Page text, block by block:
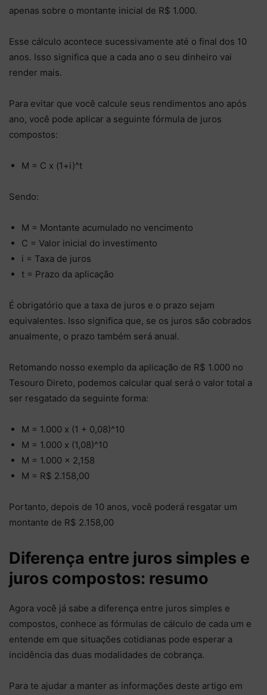
apenas sobre o montante inicial de R$ 1.000.
Esse cálculo acontece sucessivamente até o final dos 10
anos. Isso significa que a cada ano o seu dinheiro vai
render mais.
Para evitar que você calcule seus rendimentos ano após
ano, você pode aplicar a seguinte fórmula de juros
compostos:
M = C x (1+i)^t
Sendo:
M = Montante acumulado no vencimento
C = Valor inicial do investimento
i = Taxa de juros
t = Prazo da aplicação
É obrigatório que a taxa de juros e o prazo sejam
equivalentes. Isso significa que, se os juros são cobrados
anualmente, o prazo também será anual.
Retomando nosso exemplo da aplicação de R$ 1.000 no
Tesouro Direto, podemos calcular qual será o valor total a
ser resgatado da seguinte forma:
M = 1.000 x (1 + 0,08)^10
M = 1.000 x (1,08)^10
M = 1.000 x 2,158
M = R$ 2.158,00
Portanto, depois de 10 anos, você poderá resgatar um
montante de R$ 2.158,00
Diferença entre juros simples e
juros compostos: resumo
Agora você já sabe a diferença entre juros simples e
compostos, conhece as fórmulas de cálculo de cada um e
entende em que situações cotidianas pode esperar a
incidência das duas modalidades de cobrança.
Para te ajudar a manter as informações deste artigo em